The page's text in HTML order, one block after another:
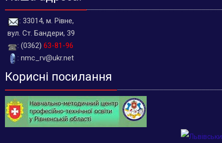
: 33014, м. Рівне,
вул. Ст. Бандери, 39
: (0362) 63-81-96
: nmc_rv@ukr.net
Корисні посилання